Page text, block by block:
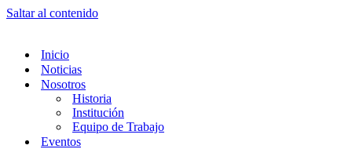
Saltar al contenido
Inicio
Noticias
Nosotros
Historia
Institución
Equipo de Trabajo
Eventos